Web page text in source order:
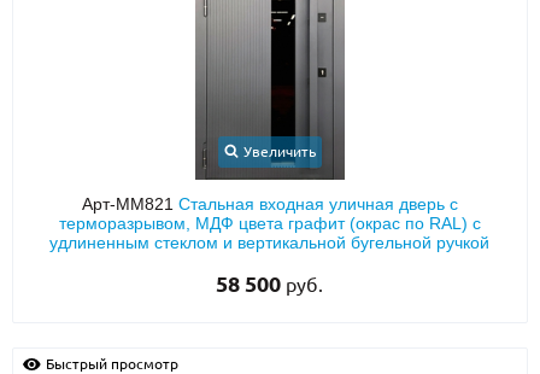
Увеличить
Арт-ММ821 Стальная входная уличная дверь с
терморазрывом, МДФ цвета графит (окрас по RAL) с
удлиненным стеклом и вертикальной бугельной ручкой
58 500 руб.
Быстрый просмотр